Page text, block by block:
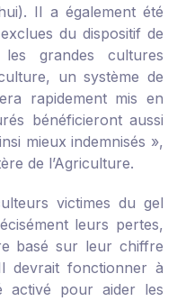
Il a également été
du dispositif de
les grandes cultures
un système de
rapidement mis en
bénéficieront aussi
mieux indemnisés »,
de l’Agriculture.
victimes du gel
leurs pertes,
basé sur leur chiffre
devrait fonctionner à
activé pour aider les